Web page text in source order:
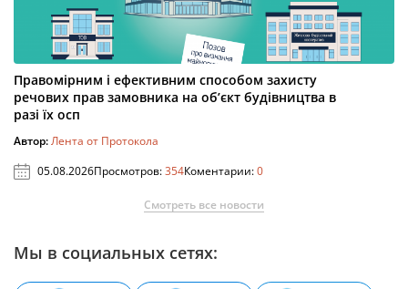
Правомірним і ефективним способом захисту
речових прав замовника на об’єкт будівництва в
разі їх осп
Автор:Лента от Протокола
05.08.2026Просмотров:354Коментарии:0
Смотреть все новости
Мы в социальных сетях: